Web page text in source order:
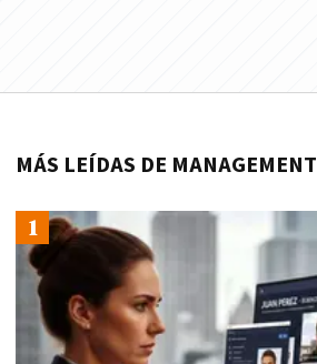
MÁS LEÍDAS DE MANAGEMENT